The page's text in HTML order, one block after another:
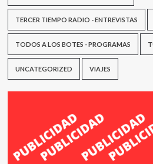
TERCER TIEMPO RADIO - ENTREVISTAS
TODOS A LOS BOTES - PROGRAMAS
UNCATEGORIZED VIAJES